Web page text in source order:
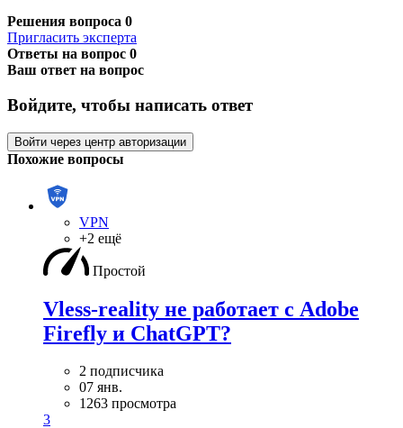
Решения вопроса 0
Пригласить эксперта
Ответы на вопрос 0
Ваш ответ на вопрос
Войдите, чтобы написать ответ
Войти через центр авторизации
Похожие вопросы
VPN
+2 ещё
Простой
Vless-reality не работает с Adobe
Firefly и ChatGPT?
2 подписчика
07 янв.
1263 просмотра
3